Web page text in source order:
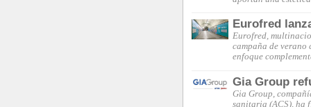
Eurofred
Eurofred,
campaña de verano
enfoque
Gia Group
Gia Group,
sanitaria (ACS), ha